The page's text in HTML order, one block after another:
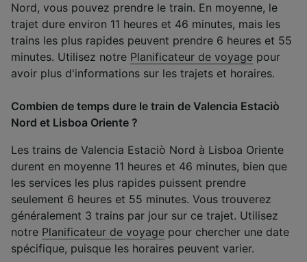
Nord, vous pouvez prendre le train. En moyenne, le
trajet dure environ 11 heures et 46 minutes, mais les
trains les plus rapides peuvent prendre 6 heures et 55
minutes. Utilisez notre Planificateur de voyage pour
avoir plus d'informations sur les trajets et horaires.
Combien de temps dure le train de Valencia Estaciò
Nord et Lisboa Oriente ?
Les trains de Valencia Estaciò Nord à Lisboa Oriente
durent en moyenne 11 heures et 46 minutes, bien que
les services les plus rapides puissent prendre
seulement 6 heures et 55 minutes. Vous trouverez
généralement 3 trains par jour sur ce trajet. Utilisez
notre Planificateur de voyage pour chercher une date
spécifique, puisque les horaires peuvent varier.